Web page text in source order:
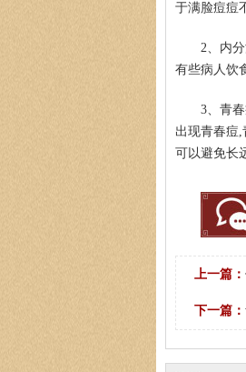
于满脸痘痘
2、内
有些病人饮
3、青
出现青春痘
可以避免长
上一篇：
下一篇：